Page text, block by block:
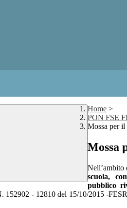
Home >
PON FSE
Mossa per
Mossa
Nell’ambito
scuola,
pubblico
152902 - 12810 del 15/10/2015 -